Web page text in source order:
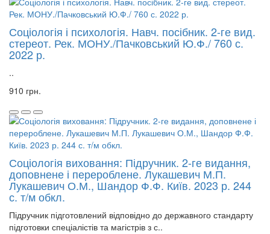
Соціологія і психологія. Навч. посібник. 2-ге вид.
стереот. Рек. МОНУ./Пачковський Ю.Ф./ 760 с.
2022 р.
..
910 грн.
Соціологія виховання: Підручник. 2-ге видання,
доповнене і перероблене. Лукашевич М.П.
Лукашевич О.М., Шандор Ф.Ф. Київ. 2023 р. 244
с. т/м обкл.
Підручник підготовлений відповідно до державного стандарту
підготовки спеціалістів та магістрів з с..